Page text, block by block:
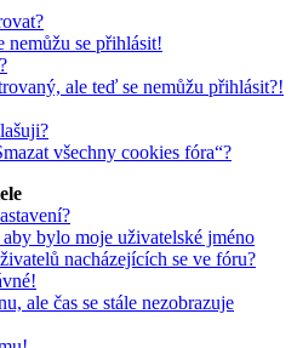
nemůžu se přihlásit!
ale teď se nemůžu přihlásit?!
všechny cookies fóra“?
bylo moje uživatelské jméno
nacházejících se ve fóru?
ale čas se stále nezobrazuje